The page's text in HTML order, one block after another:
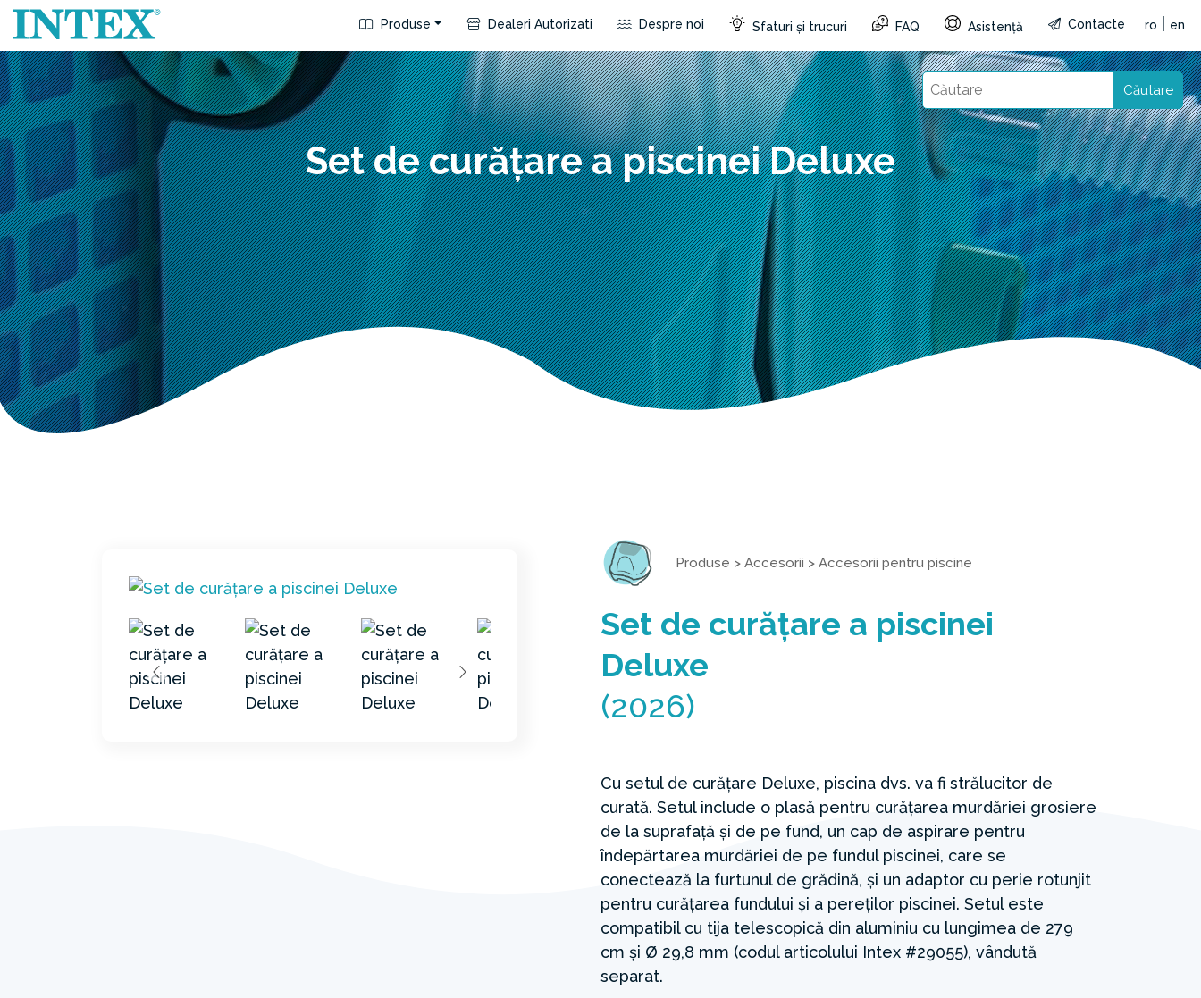
Produse Dealeri Autorizati Despre noi Sfaturi și trucuri FAQ Asistență Contacte ro en
Căutare
Set de curățare a piscinei Deluxe
Produse > Accesorii > Accesorii pentru piscine
Set de curățare a piscinei
Deluxe
(2026)
Cu setul de curățare Deluxe, piscina dvs. va fi strălucitor de
curată. Setul include o plasă pentru curățarea murdăriei grosiere
de la suprafață și de pe fund, un cap de aspirare pentru
îndepărtarea murdăriei de pe fundul piscinei, care se
conectează la furtunul de grădină, și un adaptor cu perie rotunjit
pentru curățarea fundului și a pereților piscinei. Setul este
compatibil cu tija telescopică din aluminiu cu lungimea de 279
cm și Ø 29,8 mm (codul articolului Intex #29055), vândută
separat.